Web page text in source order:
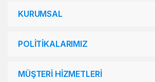
KURUMSAL
POLİTİKALARIMIZ
MÜŞTERİ HİZMETLERİ